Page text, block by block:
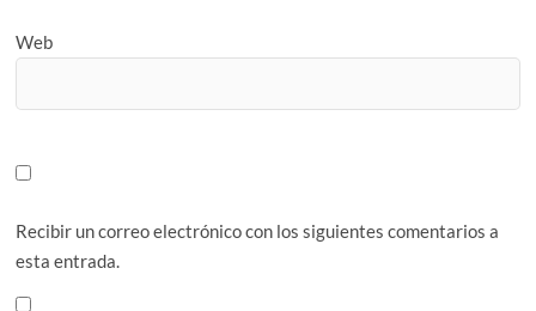
Web
Recibir un correo electrónico con los siguientes comentarios a
esta entrada.